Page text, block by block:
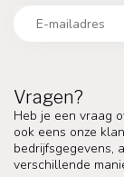
Vragen?
Heb je een vraag
ook eens onze
bedrijfsgegevens,
verschillende